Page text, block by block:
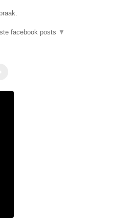
facebook posts ▼